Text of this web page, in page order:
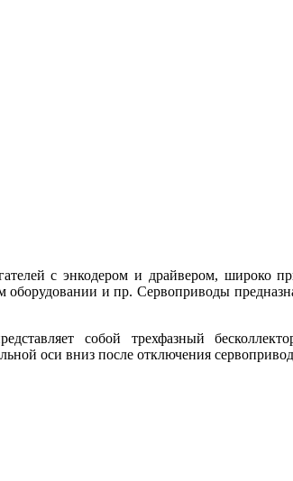
с энкодером и драйвером, широко
и пр. Сервоприводы
собой трехфазный
оси вниз после отключения